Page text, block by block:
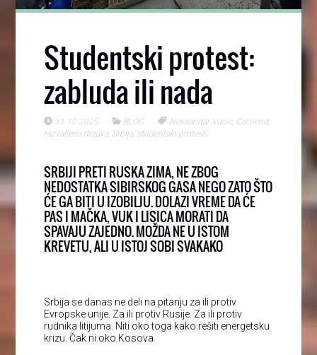
Studentski protest:
zabluda ili nada
31.10.2025 BLOG Aleksandar Vucic, Cacilend,
razvaljena drzava, Srbija, studentski protesti
SRBIJI PRETI RUSKA ZIMA, NE ZBOG
NEDOSTATKA SIBIRSKOG GASA NEGO ZATO ŠTO
ĆE GA BITI U IZOBILJU. DOLAZI VREME DA ĆE
PAS I MAČKA, VUK I LISICA MORATI DA
SPAVAJU ZAJEDNO. MOŽDA NE U ISTOM
KREVETU, ALI U ISTOJ SOBI SVAKAKO
Srbija se danas ne deli na pitanju za ili protiv
Evropske unije. Za ili protiv Rusije. Za ili protiv
rudnika litijuma. Niti oko toga kako rešiti energetsku
krizu. Čak ni oko Kosova.